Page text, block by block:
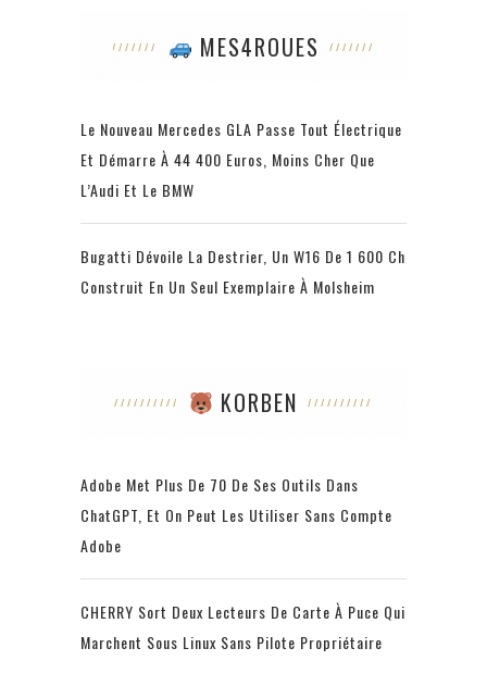
MES4ROUES
Le Nouveau Mercedes GLA Passe Tout Électrique
Et Démarre À 44 400 Euros, Moins Cher Que
L’Audi Et Le BMW
Bugatti Dévoile La Destrier, Un W16 De 1 600 Ch
Construit En Un Seul Exemplaire À Molsheim
KORBEN
Adobe Met Plus De 70 De Ses Outils Dans
ChatGPT, Et On Peut Les Utiliser Sans Compte
Adobe
CHERRY Sort Deux Lecteurs De Carte À Puce Qui
Marchent Sous Linux Sans Pilote Propriétaire